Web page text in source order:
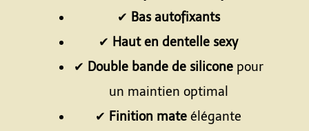
✔ Bas autofixants
✔ Haut en dentelle sexy
✔ Double bande de siliconepour
un maintien optimal
✔ Finition mate élégante